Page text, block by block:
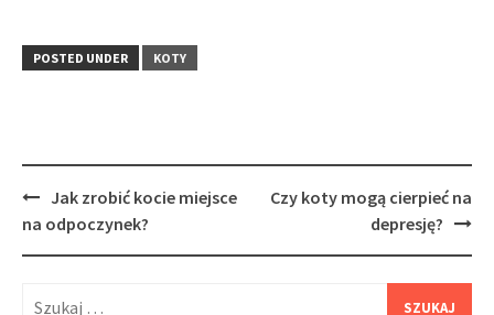
POSTED UNDER KOTY
Post
navigation
Jak zrobić kocie miejsce
na odpoczynek?
Czy koty mogą cierpieć na
depresję?